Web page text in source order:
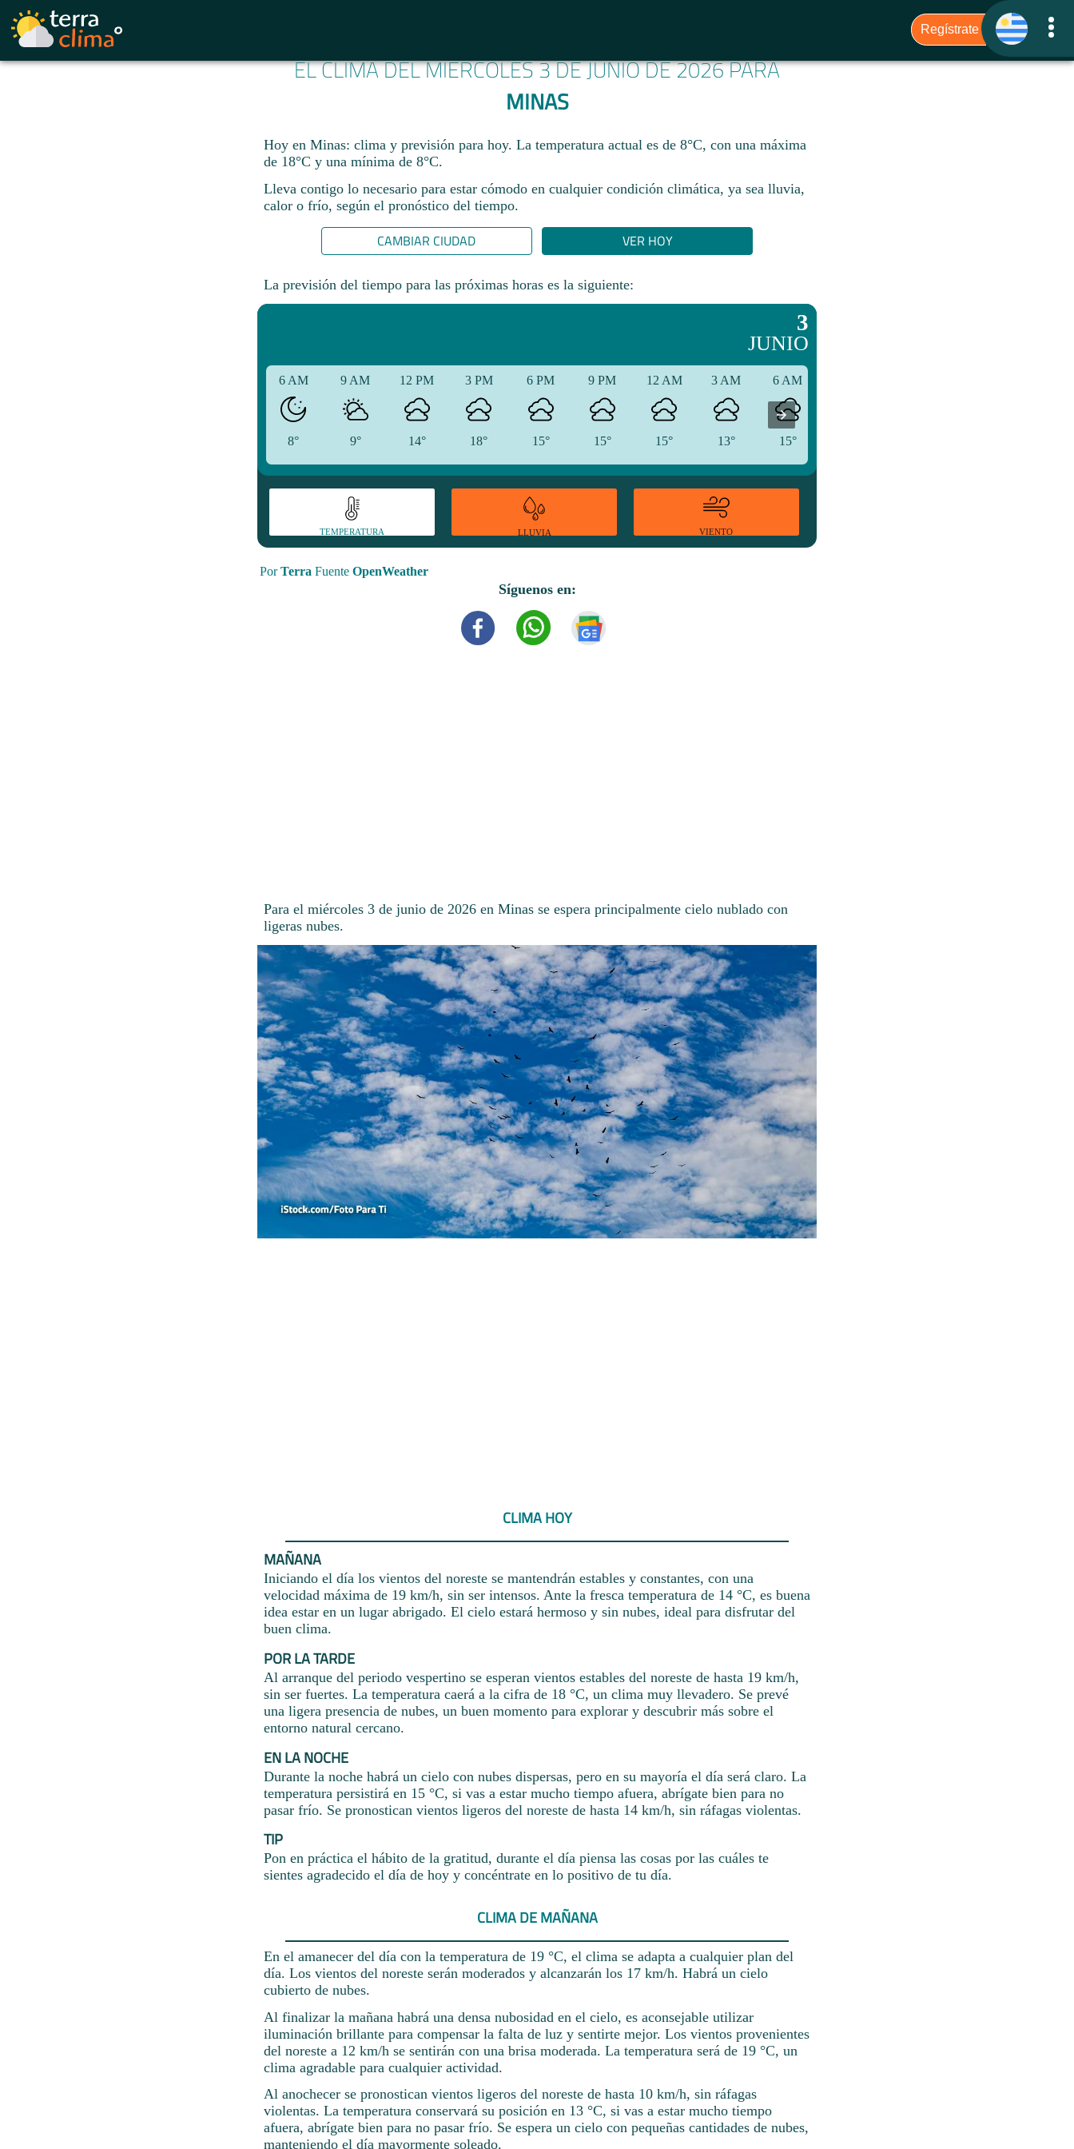
EL CLIMA DEL MIÉRCOLES 3 DE JUNIO DE 2026 PARA
MINAS
Hoy en Minas: clima y previsión para hoy. La temperatura actual es de 8°C, con una máxima
de 18°C y una mínima de 8°C.​
Lleva contigo lo necesario para estar cómodo en cualquier condición climática, ya sea lluvia,
calor o frío, según el pronóstico del tiempo.
CAMBIAR CIUDAD VER HOY
La previsión del tiempo para las próximas horas es la siguiente:
3
JUNIO
6 AM
8°
9 AM
9°
12 PM
14°
3 PM
18°
6 PM
15°
9 PM
15°
12 AM
15°
3 AM
13°
6 AM
15°
TEMPERATURA LLUVIA VIENTO
PorTerra Fuente OpenWeather
Síguenos en:
Para el miércoles 3 de junio de 2026 en Minas se espera principalmente cielo nublado con
ligeras nubes.
CLIMA HOY
MAÑANA
Iniciando el día los vientos del noreste se mantendrán estables y constantes, con una
velocidad máxima de 19 km/h, sin ser intensos. Ante la fresca temperatura de 14 °C, es buena
idea estar en un lugar abrigado. El cielo estará hermoso y sin nubes, ideal para disfrutar del
buen clima.
POR LA TARDE
Al arranque del periodo vespertino se esperan vientos estables del noreste de hasta 19 km/h,
sin ser fuertes. La temperatura caerá a la cifra de 18 °C, un clima muy llevadero. Se prevé
una ligera presencia de nubes, un buen momento para explorar y descubrir más sobre el
entorno natural cercano.
EN LA NOCHE
Durante la noche habrá un cielo con nubes dispersas, pero en su mayoría el día será claro. La
temperatura persistirá en 15 °C, si vas a estar mucho tiempo afuera, abrígate bien para no
pasar frío. Se pronostican vientos ligeros del noreste de hasta 14 km/h, sin ráfagas violentas.
TIP
Pon en práctica el hábito de la gratitud, durante el día piensa las cosas por las cuáles te
sientes agradecido el día de hoy y concéntrate en lo positivo de tu día.
CLIMA DE MAÑANA
En el amanecer del día con la temperatura de 19 °C, el clima se adapta a cualquier plan del
día. Los vientos del noreste serán moderados y alcanzarán los 17 km/h. Habrá un cielo
cubierto de nubes.
Al finalizar la mañana habrá una densa nubosidad en el cielo, es aconsejable utilizar
iluminación brillante para compensar la falta de luz y sentirte mejor. Los vientos provenientes
del noreste a 12 km/h se sentirán con una brisa moderada. La temperatura será de 19 °C, un
clima agradable para cualquier actividad.
Al anochecer se pronostican vientos ligeros del noreste de hasta 10 km/h, sin ráfagas
violentas. La temperatura conservará su posición en 13 °C, si vas a estar mucho tiempo
afuera, abrígate bien para no pasar frío. Se espera un cielo con pequeñas cantidades de nubes,
manteniendo el día mayormente soleado.